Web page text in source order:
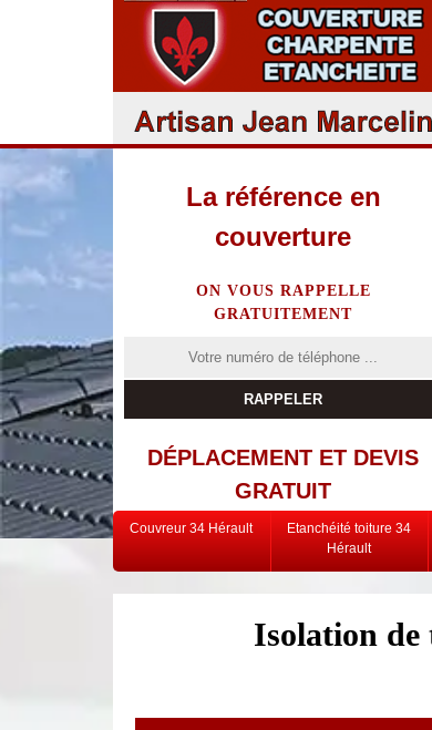
La référence en
couverture
ON VOUS RAPPELLE
GRATUITEMENT
DÉPLACEMENT ET DEVIS
GRATUIT
Couvreur 34 Hérault
Etanchéité toiture 34
Hérault
Isolation de